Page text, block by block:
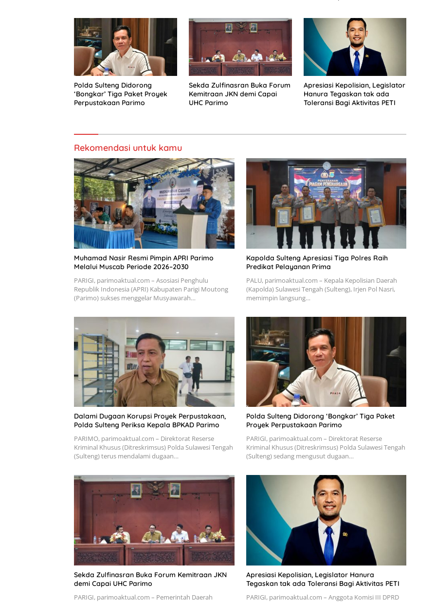
Polda Sulteng Didorong
‘Bongkar’ Tiga Paket Proyek
Perpustakaan Parimo
Sekda Zulfinasran Buka Forum
Kemitraan JKN demi Capai
UHC Parimo
Apresiasi Kepolisian, Legislator
Hanura Tegaskan tak ada
Toleransi Bagi Aktivitas PETI
Rekomendasi untuk kamu
Muhamad Nasir Resmi Pimpin APRI Parimo
Melalui Muscab Periode 2026–2030
PARIGI, parimoaktual.com – Asosiasi Penghulu
Republik Indonesia (APRI) Kabupaten Parigi Moutong
(Parimo) sukses menggelar Musyawarah…
Kapolda Sulteng Apresiasi Tiga Polres Raih
Predikat Pelayanan Prima
PALU, parimoaktual.com – Kepala Kepolisian Daerah
(Kapolda) Sulawesi Tengah (Sulteng), Irjen Pol Nasri,
memimpin langsung…
Dalami Dugaan Korupsi Proyek Perpustakaan,
Polda Sulteng Periksa Kepala BPKAD Parimo
PARIMO, parimoaktual.com – Direktorat Reserse
Kriminal Khusus (Ditreskrimsus) Polda Sulawesi Tengah
(Sulteng) terus mendalami dugaan…
Polda Sulteng Didorong ‘Bongkar’ Tiga Paket
Proyek Perpustakaan Parimo
PARIGI, parimoaktual.com – Direktorat Reserse
Kriminal Khusus (Ditreskrimsus) Polda Sulawesi Tengah
(Sulteng) sedang mengusut dugaan…
Sekda Zulfinasran Buka Forum Kemitraan JKN
demi Capai UHC Parimo
PARIGI, parimoaktual.com – Pemerintah Daerah
Apresiasi Kepolisian, Legislator Hanura
Tegaskan tak ada Toleransi Bagi Aktivitas PETI
PARIGI, parimoaktual.com – Anggota Komisi III DPRD